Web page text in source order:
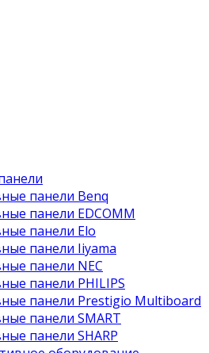
панели Benq
панели EDCOMM
панели Elo
панели Iiyama
панели NEC
панели PHILIPS
панели Prestigio Multiboard
панели SMART
панели SHARP